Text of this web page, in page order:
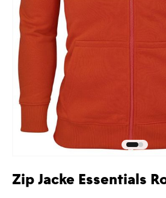
Zip Jacke Essentials